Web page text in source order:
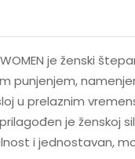
WOMEN je ženski
punjenjem,
u prelaznim
je ženskoj
i jednostavan,